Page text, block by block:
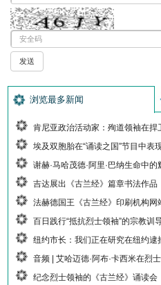
浏览最多新闻
肯尼亚政治活动家：殉道领袖在捍
埃及双胞胎在“诵读之国”节目中表
谢赫·马哈茂德·阿里·巴纳生命中
吉达展出《古兰经》篇章书法作品
法赫德国王《古兰经》印刷机构
百日践行“抵抗烈士领袖”的宗教训
纽约市长：我们正在研究在纽约逮
音频 | 艾哈迈德·阿布·卡西米在烈
纪念烈士领袖的《古兰经》诵读会